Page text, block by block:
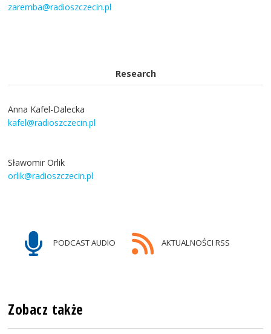
zaremba@radioszczecin.pl
Research
Anna Kafel-Dalecka
kafel@radioszczecin.pl
Sławomir Orlik
orlik@radioszczecin.pl
PODCAST AUDIO AKTUALNOŚCI RSS
Zobacz także